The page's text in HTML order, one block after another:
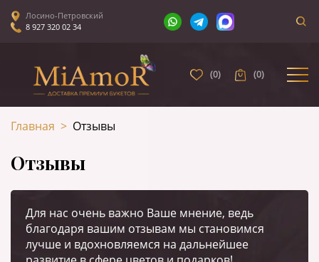
Лосино-Петровский
8 927 320 02 34
(0) (0)
Главная > Отзывы
Отзывы
Для нас очень важно Ваше мнение, ведь
благодаря вашим отзывам мы становимся
лучше и вдохновляемся на дальнейшее